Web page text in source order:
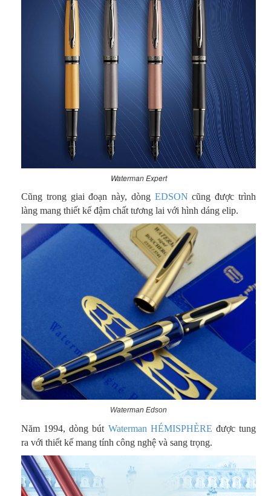
Waterman Expert
Cũng trong giai đoạn này, dòng EDSON cũng được trình
làng mang thiết kế đậm chất tương lai với hình dáng elip.
Waterman Edson
Năm 1994, dòng bút Waterman HÉMISPHÈRE được tung
ra với thiết kế mang tính công nghệ và sang trọng.